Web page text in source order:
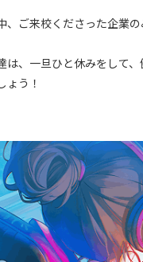
、ご来校くださった企業
は、一旦ひと休みをして
ょう！